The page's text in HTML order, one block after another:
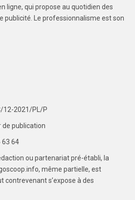
ligne, qui propose au quotidien des
publicité. Le professionnalisme est son
12-2021/PL/P
de publication
63 64
ou partenariat pré-établi, la
même partielle, est
contrevenant s’expose à des